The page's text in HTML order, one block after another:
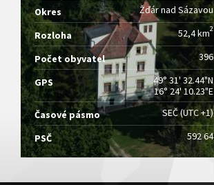
Okres Žďár nad Sázavou
Rozloha 52,4 km2
Počet obyvatel 396
GPS
49° 31' 32.44"N
16° 24' 10.23"E
Časové pásmo
SEČ (UTC +1)
PSČ 592 64